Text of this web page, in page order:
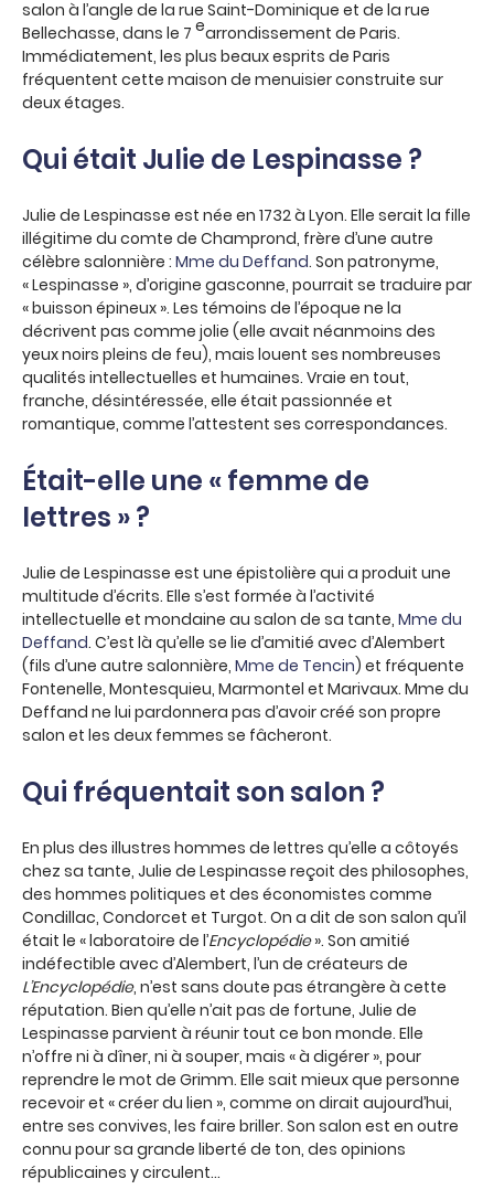
salon à l’angle de la rue Saint-Dominique et de la rue
Bellechasse, dans le 7 earrondissement de Paris.
Immédiatement, les plus beaux esprits de Paris
fréquentent cette maison de menuisier construite sur
deux étages.
Qui était Julie de Lespinasse ?
Julie de Lespinasse est née en 1732 à Lyon. Elle serait la fille
illégitime du comte de Champrond, frère d’une autre
célèbre salonnière : Mme du Deffand. Son patronyme,
« Lespinasse », d’origine gasconne, pourrait se traduire par
« buisson épineux ». Les témoins de l’époque ne la
décrivent pas comme jolie (elle avait néanmoins des
yeux noirs pleins de feu), mais louent ses nombreuses
qualités intellectuelles et humaines. Vraie en tout,
franche, désintéressée, elle était passionnée et
romantique, comme l’attestent ses correspondances.
Était-elle une « femme de
lettres » ?
Julie de Lespinasse est une épistolière qui a produit une
multitude d’écrits. Elle s’est formée à l’activité
intellectuelle et mondaine au salon de sa tante, Mme du
Deffand. C’est là qu’elle se lie d’amitié avec d’Alembert
(fils d’une autre salonnière, Mme de Tencin) et fréquente
Fontenelle, Montesquieu, Marmontel et Marivaux. Mme du
Deffand ne lui pardonnera pas d’avoir créé son propre
salon et les deux femmes se fâcheront.
Qui fréquentait son salon ?
En plus des illustres hommes de lettres qu’elle a côtoyés
chez sa tante, Julie de Lespinasse reçoit des philosophes,
des hommes politiques et des économistes comme
Condillac, Condorcet et Turgot. On a dit de son salon qu’il
était le « laboratoire de l’Encyclopédie». Son amitié
indéfectible avec d’Alembert, l’un de créateurs de
L’Encyclopédie, n’est sans doute pas étrangère à cette
réputation. Bien qu’elle n’ait pas de fortune, Julie de
Lespinasse parvient à réunir tout ce bon monde. Elle
n’offre ni à dîner, ni à souper, mais « à digérer », pour
reprendre le mot de Grimm. Elle sait mieux que personne
recevoir et « créer du lien », comme on dirait aujourd’hui,
entre ses convives, les faire briller. Son salon est en outre
connu pour sa grande liberté de ton, des opinions
républicaines y circulent…